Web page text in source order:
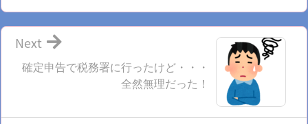
確定申告で税務署に行ったけど・・・
全然無理だった！
Next